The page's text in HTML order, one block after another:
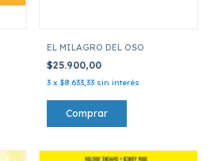
EL MILAGRO DEL OSO
$25.900,00
3 x $8.633,33 sin interés